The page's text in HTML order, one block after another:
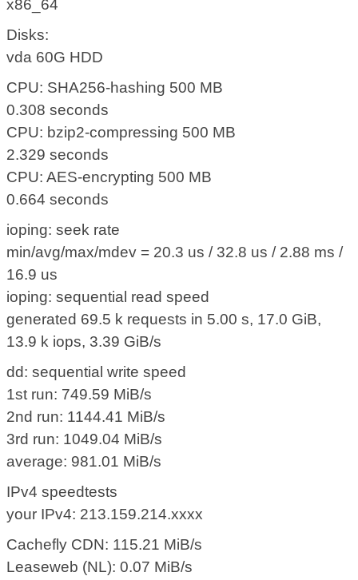
x86_64
Disks:
vda 60G HDD
CPU: SHA256-hashing 500 MB
0.308 seconds
CPU: bzip2-compressing 500 MB
2.329 seconds
CPU: AES-encrypting 500 MB
0.664 seconds
ioping: seek rate
min/avg/max/mdev = 20.3 us / 32.8 us / 2.88 ms /
16.9 us
ioping: sequential read speed
generated 69.5 k requests in 5.00 s, 17.0 GiB,
13.9 k iops, 3.39 GiB/s
dd: sequential write speed
1st run: 749.59 MiB/s
2nd run: 1144.41 MiB/s
3rd run: 1049.04 MiB/s
average: 981.01 MiB/s
IPv4 speedtests
your IPv4: 213.159.214.xxxx
Cachefly CDN: 115.21 MiB/s
Leaseweb (NL): 0.07 MiB/s